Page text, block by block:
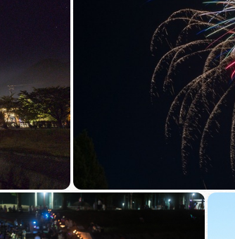
岐阜県アウトド
ペーン
岐阜県観光デー
旅行会社・観光事
動画ライブラ